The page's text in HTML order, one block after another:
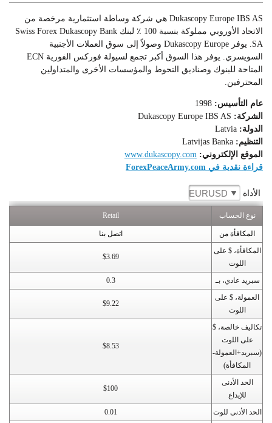
Dukascopy Europe IBS AS هي شركة وساطة استثمارية مرخصة من
الاتحاد الأوروبي مملوكة بنسبة 100 ٪ لبنك Swiss Forex Dukascopy Bank
SA. يوفر Dukascopy Europe وصولاً إلى سوق العملات الأجنبية
السويسري. يوفر هذا السوق أكبر تجمع لسيولة فوركس الفورية ECN
المتاحة للبنوك وصناديق التحوط والمؤسسات الأخرى والمتداولين
المحترفين.
عام التأسيس:
الشركة:
الدولة:
التنظيم:
الموقع الإلكتروني: www.dukascopy.com
قراءة نقدية في ForexPeaceArmy.com
الأداة EURUSD
نوع الحساب Retail
المكافأة من
اتصل بنا
المكافأة، $ على
اللوت
$3.69
سبريد عادي، بـ.
0.3
العمولة، $ على
اللوت
$9.22
تكاليف خالصة، $
على اللوت
(سبريد+العمولة-
المكافأة)
$8.53
الحد الأدنى
للإيداع
$100
الحد الأدنى للوت
0.01